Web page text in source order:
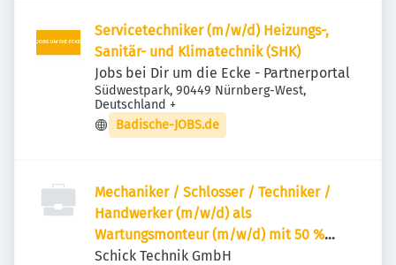
Servicetechniker (m/w/d) Heizungs-,
Sanitär- und Klimatechnik (SHK)
Jobs bei Dir um die Ecke - Partnerportal
Südwestpark, 90449 Nürnberg-West,
Deutschland +
Badische-JOBS.de
Mechaniker / Schlosser / Techniker /
Handwerker (m/w/d) als
Wartungsmonteur (m/w/d) mit 50 %
Reisebereitschaft
Schick Technik GmbH